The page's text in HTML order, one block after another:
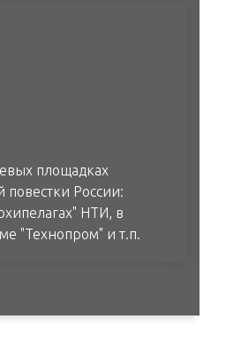
площадках
России:
НТИ, в
"Технопром" и т.п.